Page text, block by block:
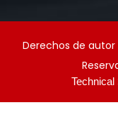
Derechos de autor